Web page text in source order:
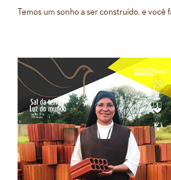
Temos um sonho a ser construído, e você